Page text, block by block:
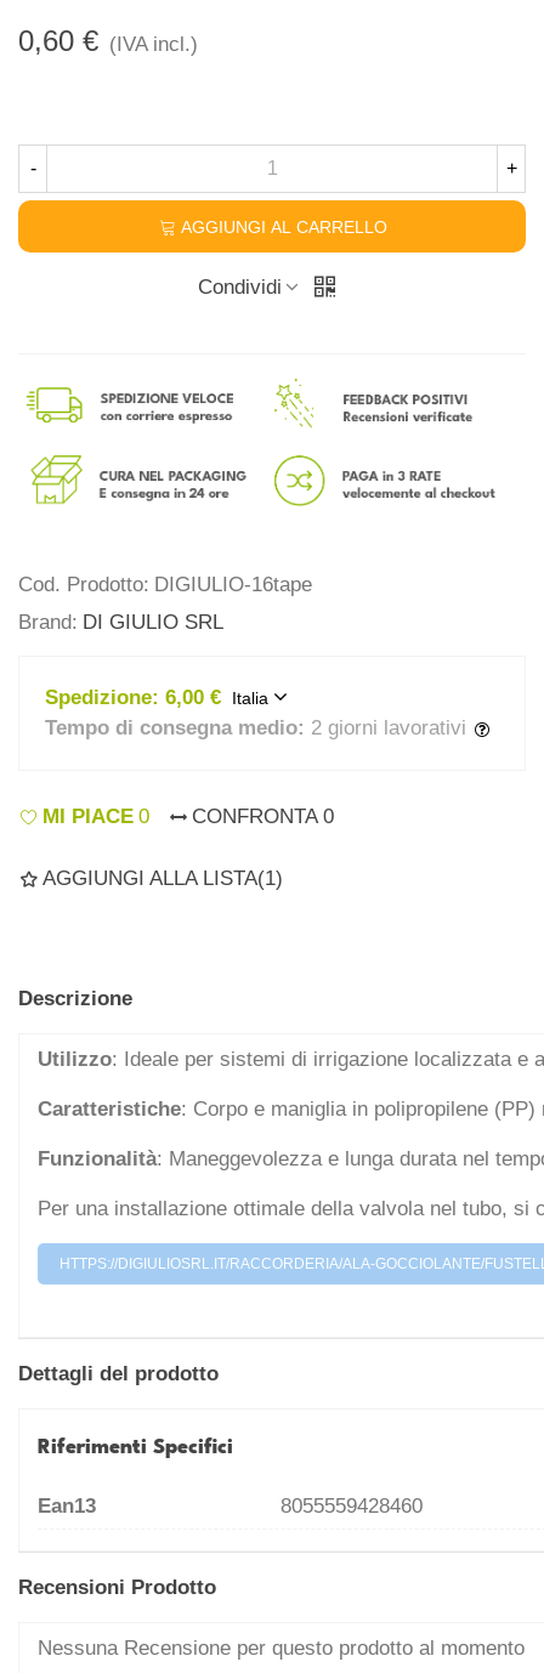
0,60 € (IVA incl.)
- +
AGGIUNGI AL CARRELLO
Condividi
Cod. Prodotto: DIGIULIO-16tape
Brand: DI GIULIO SRL
Spedizione: 6,00 € Italia
Tempo di consegna medio: 2 giorni lavorativi
MI PIACE 0 CONFRONTA 0
AGGIUNGI ALLA LISTA(1)
Descrizione
Utilizzo: Ideale per sistemi di irrigazione localizzata e
Caratteristiche: Corpo e maniglia in polipropilene
Funzionalità: Maneggevolezza e lunga durata nel
Per una installazione ottimale della valvola nel tubo, si
HTTPS://DIGIULIOSRL.IT/RACCORDERIA/ALA-GOCCIOLANTE/
Dettagli del prodotto
Riferimenti Specifici
Ean13 8055559428460
Recensioni Prodotto
Nessuna Recensione per questo prodotto al momento